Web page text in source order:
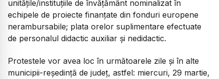
unităţile/instituţiile de învăţământ nominalizat în
echipele de proiecte finanţate din fonduri europene
nerambursabile; plata orelor suplimentare efectuate
de personalul didactic auxiliar şi nedidactic.
Protestele vor avea loc în următoarele zile şi în alte
municipii-reşedinţă de judeţ, astfel: miercuri, 29 martie,